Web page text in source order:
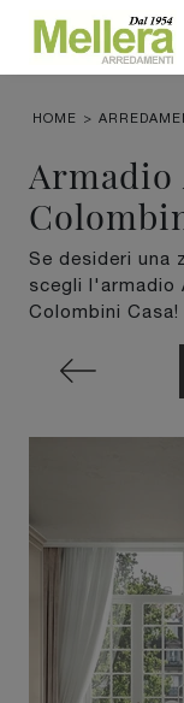
HOME >
Armadio
Se desideri una
scegli l'armadio
Colombini Casa!